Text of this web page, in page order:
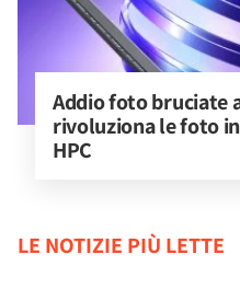
Addio foto bruciate
rivoluziona le foto in
HPC
LE NOTIZIE PIÙ LETTE